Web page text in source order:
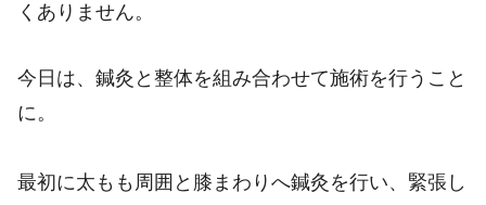
くありません。
今日は、鍼灸と整体を組み合わせて施術を行うこと
に。
最初に太もも周囲と膝まわりへ鍼灸を行い、緊張し